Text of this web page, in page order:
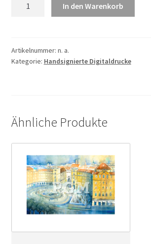
24
Menge
In den Warenkorb
Artikelnummer: n. a.
Kategorie: Handsignierte Digitaldrucke
Ähnliche Produkte